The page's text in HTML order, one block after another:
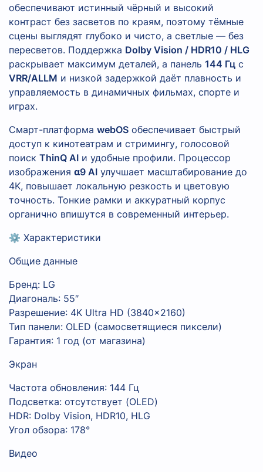
обеспечивают истинный чёрный и высокий
контраст без засветов по краям, поэтому тёмные
сцены выглядят глубоко и чисто, а светлые — без
пересветов. Поддержка Dolby Vision / HDR10 / HLG
раскрывает максимум деталей, а панель 144 Гц с
VRR/ALLM и низкой задержкой даёт плавность и
управляемость в динамичных фильмах, спорте и
играх.
Смарт-платформа webOS обеспечивает быстрый
доступ к кинотеатрам и стримингу, голосовой
поиск ThinQ AI и удобные профили. Процессор
изображения α9 AI улучшает масштабирование до
4K, повышает локальную резкость и цветовую
точность. Тонкие рамки и аккуратный корпус
органично впишутся в современный интерьер.
⚙️ Характеристики
Общие данные
Бренд: LG
Диагональ: 55″
Разрешение: 4K Ultra HD (3840×2160)
Тип панели: OLED (самосветящиеся пиксели)
Гарантия: 1 год (от магазина)
Экран
Частота обновления: 144 Гц
Подсветка: отсутствует (OLED)
HDR: Dolby Vision, HDR10, HLG
Угол обзора: 178°
Видео